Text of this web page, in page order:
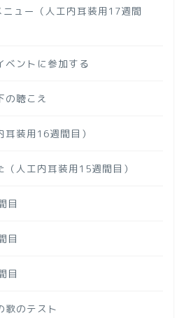
ュー（人工内耳装用17週間
ベントに参加する
の聴こえ
装用16週間目）
人工内耳装用15週間目）
目
目
目
歌のテスト